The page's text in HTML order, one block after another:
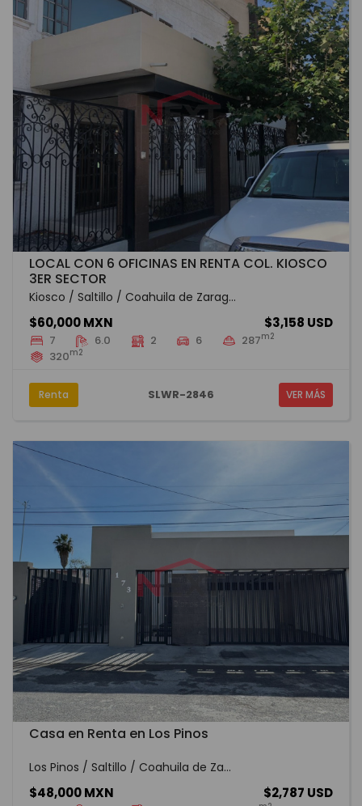
LOCAL CON 6 OFICINAS EN RENTA COL. KIOSCO
3ER SECTOR
Kiosco / Saltillo / Coahuila de Zarag...
$60,000 MXN $3,158 USD
7 6.0 2 6 287m2
320m2
Renta SLWR-2846 VER MÁS
Casa en Renta en Los Pinos
Los Pinos / Saltillo / Coahuila de Za...
$48,000 MXN $2,787 USD